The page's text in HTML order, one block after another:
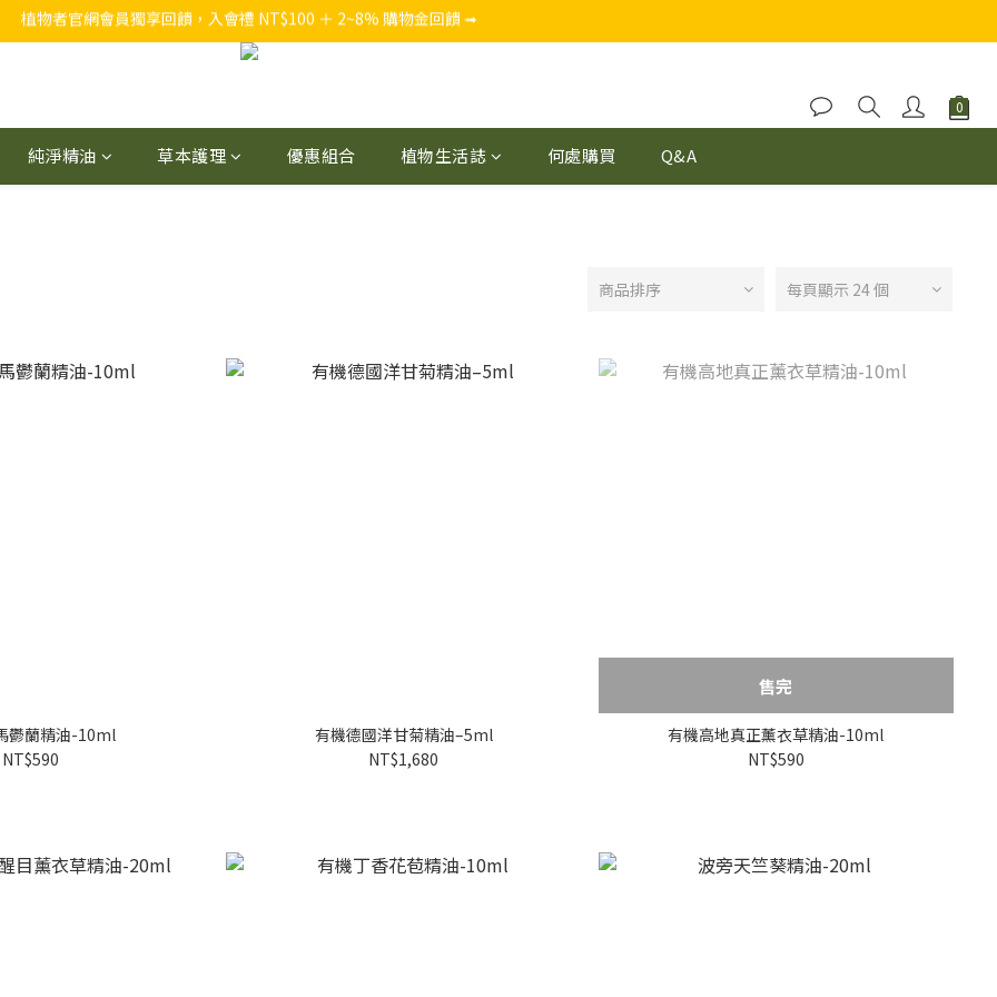
官網獨家，結帳買 NT$1,280 加贈 『西西里假期5ml迷你瓶』
純淨精油 草本護理 優惠組合 植物生活誌 何處購買 Q&A
商品排序 每頁顯示 24 個
鬱蘭精油-10ml
NT$590
有機德國洋甘菊精油–5ml
NT$1,680
售完
有機高地真正薰衣草精油-10ml
NT$590